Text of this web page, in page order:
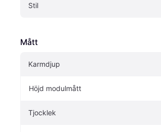
Stil
Mått
Karmdjup
Höjd modulmått
Tjocklek